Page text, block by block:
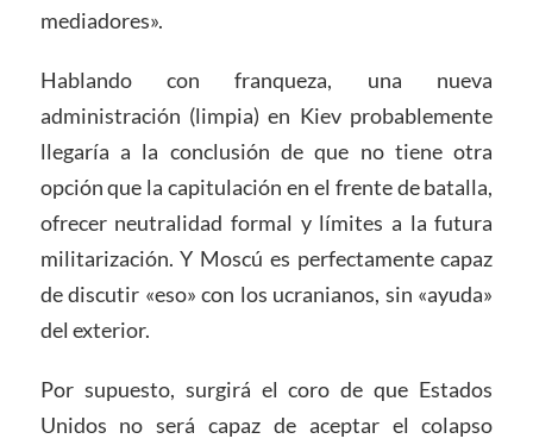
mediadores».
Hablando con franqueza, una nueva
administración (limpia) en Kiev probablemente
llegaría a la conclusión de que no tiene otra
opción que la capitulación en el frente de batalla,
ofrecer neutralidad formal y límites a la futura
militarización. Y Moscú es perfectamente capaz
de discutir «eso» con los ucranianos, sin «ayuda»
del exterior.
Por supuesto, surgirá el coro de que Estados
Unidos no será capaz de aceptar el colapso